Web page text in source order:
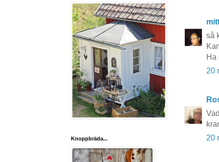
så
Ha
20
20
Knoppbräda...